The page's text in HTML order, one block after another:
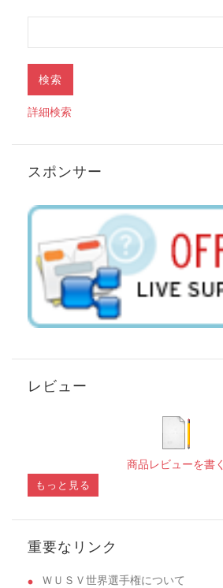
詳細検索
スポンサー
レビュー
商品レビューを書く
もっと見る
重要なリンク
ＷＵＳＶ世界選手権について